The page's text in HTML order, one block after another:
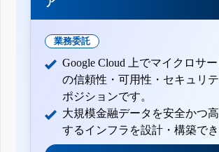
ア
業務委託
Google Cloud 上でマイクロサ
の信頼性・可用性・セキュリ
ポジションです。
大規模金融データを安全かつ
するインフラを設計・構築でき